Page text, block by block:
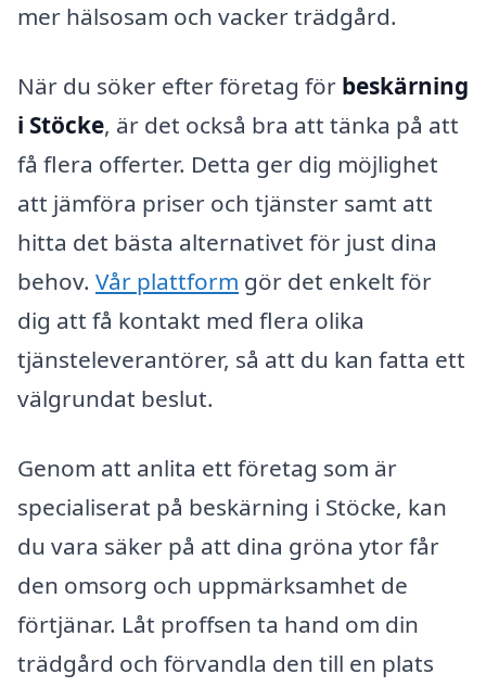
mer hälsosam och vacker trädgård.
När du söker efter företag för beskärning
i Stöcke, är det också bra att tänka på att
få flera offerter. Detta ger dig möjlighet
att jämföra priser och tjänster samt att
hitta det bästa alternativet för just dina
behov. Vår plattform gör det enkelt för
dig att få kontakt med flera olika
tjänsteleverantörer, så att du kan fatta ett
välgrundat beslut.
Genom att anlita ett företag som är
specialiserat på beskärning i Stöcke, kan
du vara säker på att dina gröna ytor får
den omsorg och uppmärksamhet de
förtjänar. Låt proffsen ta hand om din
trädgård och förvandla den till en plats